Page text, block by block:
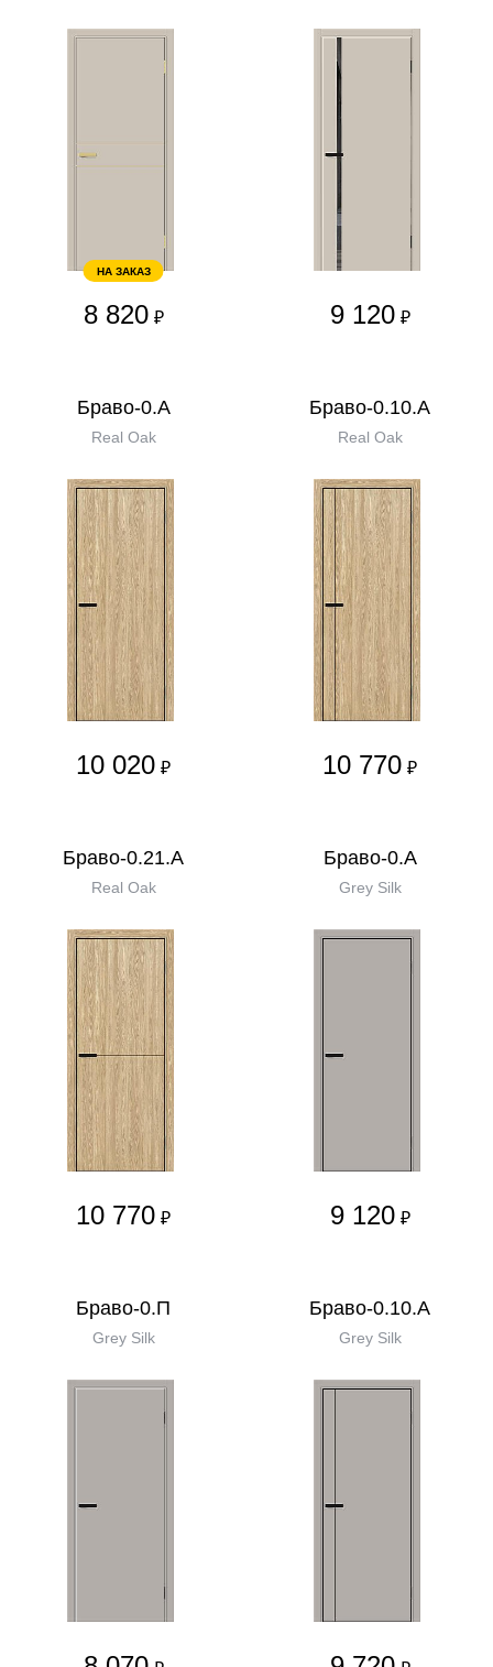
НА ЗАКАЗ
8 820 ₽ 9 120 ₽
Браво-0.А
Real Oak
10 020 ₽
Браво-0.10.А
Real Oak
10 770 ₽
Браво-0.21.А
Real Oak
10 770 ₽
Браво-0.А
Grey Silk
9 120 ₽
Браво-0.П
Grey Silk
Браво-0.10.А
Grey Silk